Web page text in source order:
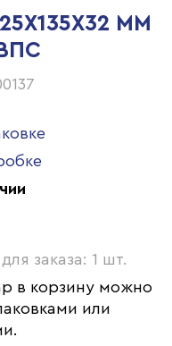
ММ
заказа: 1 шт.
в корзину можно
или